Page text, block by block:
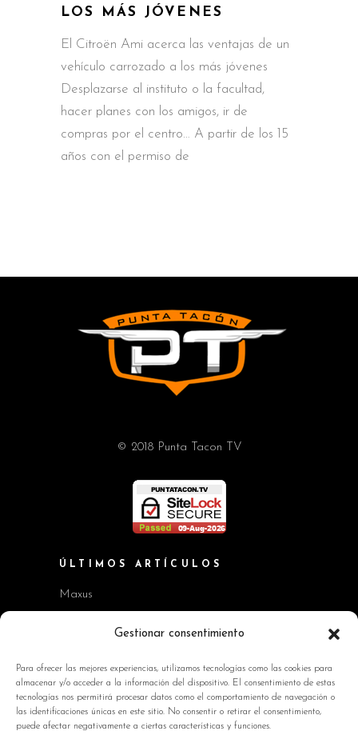
Gestionar consentimiento
Para ofrecer las mejores experiencias, utilizamos tecnologías como las cookies para
almacenar y/o acceder a la información del dispositivo. El consentimiento de estas
tecnologías nos permitirá procesar datos como el comportamiento de navegación o
las identificaciones únicas en este sitio. No consentir o retirar el consentimiento,
puede afectar negativamente a ciertas características y funciones.
LOS MÁS JÓVENES
El Citroën Ami acerca las ventajas de un
vehículo carrozado a los más jóvenes
Desplazarse al instituto o la facultad,
hacer planes con los amigos, ir de
compras por el centro… A partir de los 15
años con el permiso de
© 2018 Punta Tacon TV
ÚLTIMOS ARTÍCULOS
Maxus
Workshop BMW Neue Klasse
Kia EV2 y Kia Seltos
Skoda Octavia RS